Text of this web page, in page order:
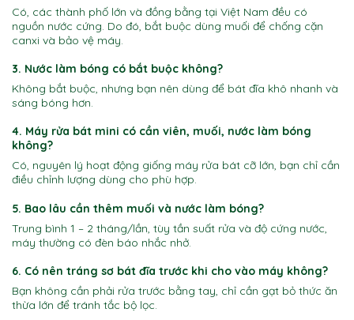
Có, các thành phố lớn và đồng bằng tại Việt Nam đều có
nguồn nước cứng. Do đó, bắt buộc dùng muối để chống cặn
canxi và bảo vệ máy.
3. Nước làm bóng có bắt buộc không?
Không bắt buộc, nhưng bạn nên dùng để bát đĩa khô nhanh và
sáng bóng hơn.
4. Máy rửa bát mini có cần viên, muối, nước làm bóng
không?
Có, nguyên lý hoạt động giống máy rửa bát cỡ lớn, bạn chỉ cần
điều chỉnh lượng dùng cho phù hợp.
5. Bao lâu cần thêm muối và nước làm bóng?
Trung bình 1 – 2 tháng/lần, tùy tần suất rửa và độ cứng nước,
máy thường có đèn báo nhắc nhở.
6. Có nên tráng sơ bát đĩa trước khi cho vào máy không?
Bạn không cần phải rửa trước bằng tay, chỉ cần gạt bỏ thức ăn
thừa lớn để tránh tắc bộ lọc.